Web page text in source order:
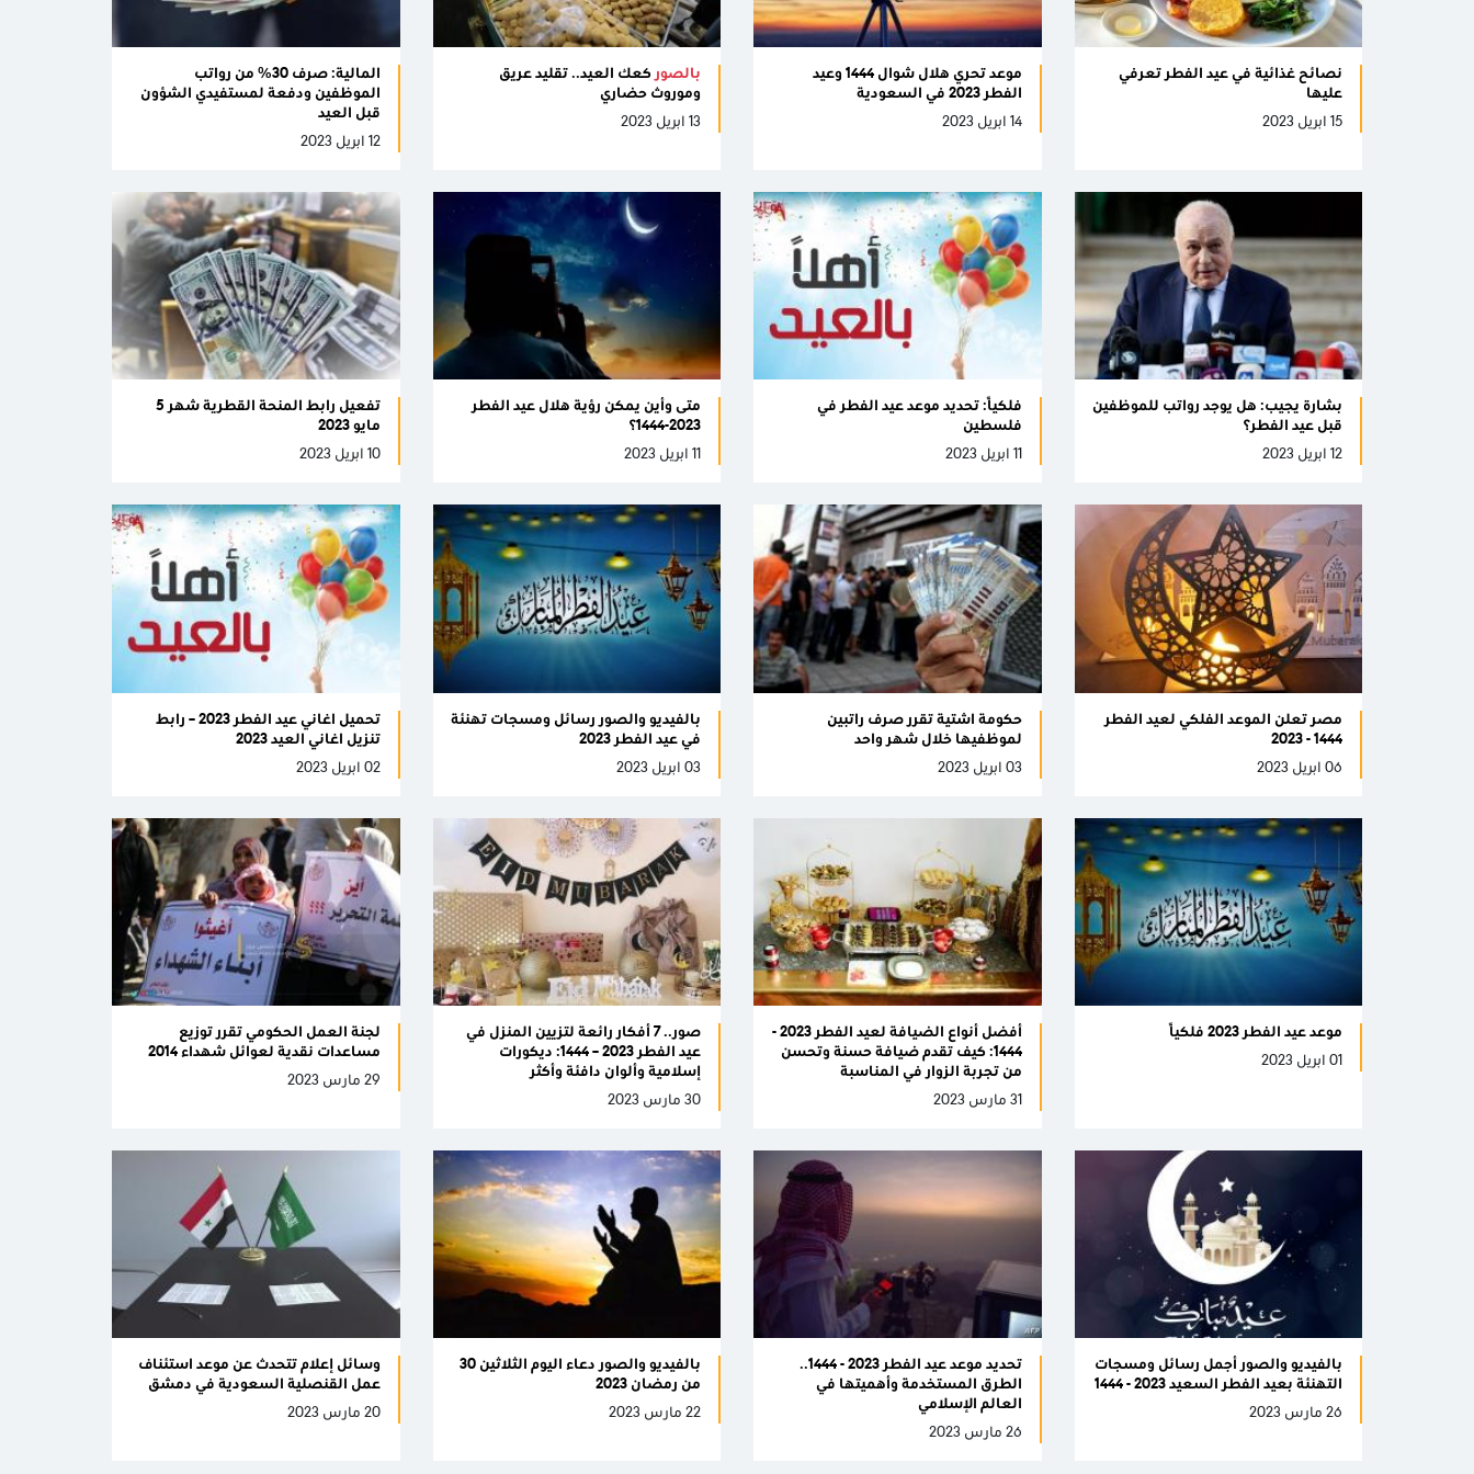
نصائح غذائية في عيد الفطر تعرفي
عليها
15 ابريل 2023
موعد تحري هلال شوال 1444 وعيد
الفطر 2023 في السعودية
14 ابريل 2023
بالصور كعك العيد.. تقليد عريق
وموروث حضاري
13 ابريل 2023
المالية: صرف 30% من رواتب
الموظفين ودفعة لمستفيدي الشؤون
قبل العيد
12 ابريل 2023
بشارة يجيب: هل يوجد رواتب للموظفين
قبل عيد الفطر؟
12 ابريل 2023
فلكيًا: تحديد موعد عيد الفطر في
فلسطين
11 ابريل 2023
متى وأين يمكن رؤية هلال عيد الفطر
2023-1444؟
11 ابريل 2023
تفعيل رابط المنحة القطرية شهر 5
مايو 2023
10 ابريل 2023
مصر تعلن الموعد الفلكي لعيد الفطر
1444 - 2023
06 ابريل 2023
حكومة اشتية تقرر صرف راتبين
لموظفيها خلال شهر واحد
03 ابريل 2023
بالفيديو والصور رسائل ومسجات تهنئة
في عيد الفطر 2023
03 ابريل 2023
تحميل اغاني عيد الفطر 2023 – رابط
تنزيل اغاني العيد 2023
02 ابريل 2023
موعد عيد الفطر 2023 فلكيًا
01 ابريل 2023
أفضل أنواع الضيافة لعيد الفطر 2023 -
1444: كيف تقدم ضيافة حسنة وتحسن
من تجربة الزوار في المناسبة
31 مارس 2023
صور.. 7 أفكار رائعة لتزيين المنزل في
عيد الفطر 2023 – 1444: ديكورات
إسلامية وألوان دافئة وأكثر
30 مارس 2023
لجنة العمل الحكومي تقرر توزيع
مساعدات نقدية لعوائل شهداء 2014
29 مارس 2023
بالفيديو والصور أجمل رسائل ومسجات
التهنئة بعيد الفطر السعيد 2023 - 1444
26 مارس 2023
تحديد موعد عيد الفطر 2023 - 1444..
الطرق المستخدمة وأهميتها في
العالم الإسلامي
26 مارس 2023
بالفيديو والصور دعاء اليوم الثلاثين 30
من رمضان 2023
22 مارس 2023
وسائل إعلام تتحدث عن موعد استئناف
عمل القنصلية السعودية في دمشق
20 مارس 2023